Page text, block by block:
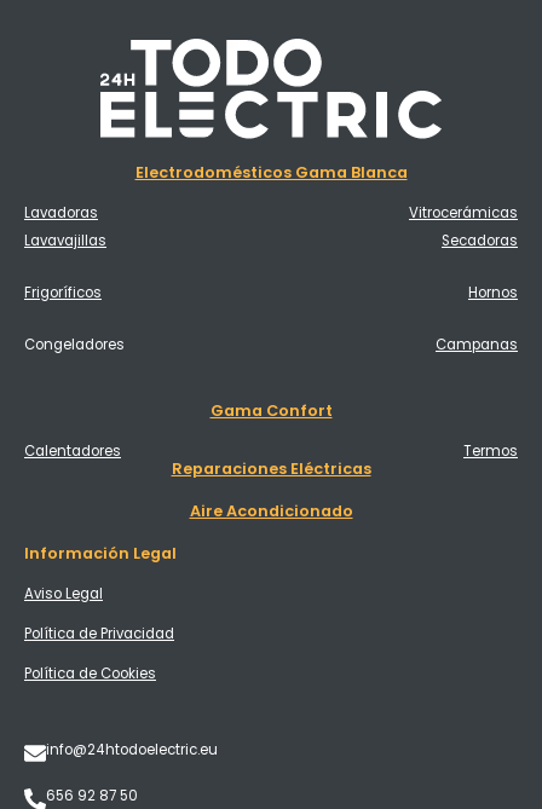
Electrodomésticos Gama Blanca
Lavadoras
Vitrocerámicas
Lavavajillas
Secadoras
Frigoríficos Hornos
Congeladores Campanas
Gama Confort
Calentadores Termos
Reparaciones Eléctricas
Aire Acondicionado
Información Legal
Aviso Legal
Política de Privacidad
Política de Cookies
info@24htodoelectric.eu
656 92 87 50